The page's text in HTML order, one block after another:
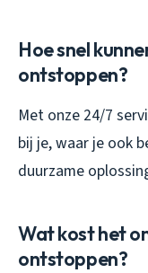
Hoe snel
ontstoppen?
Met onze 24/7
bij je, waar je ook
duurzame
Wat kost het
ontstoppen?